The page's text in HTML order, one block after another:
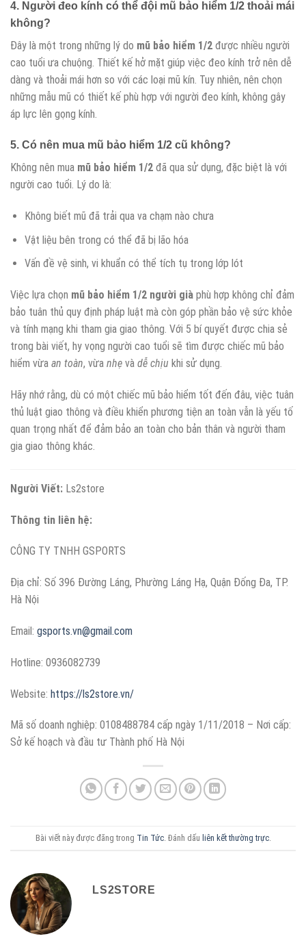
4. Người đeo kính có thể đội mũ bảo hiểm 1/2 thoải mái
không?
Đây là một trong những lý do mũ bảo hiểm 1/2 được nhiều người
cao tuổi ưa chuộng. Thiết kế hở mặt giúp việc đeo kính trở nên dễ
dàng và thoải mái hơn so với các loại mũ kín. Tuy nhiên, nên chọn
những mẫu mũ có thiết kế phù hợp với người đeo kính, không gây
áp lực lên gọng kính.
5. Có nên mua mũ bảo hiểm 1/2 cũ không?
Không nên mua mũ bảo hiểm 1/2 đã qua sử dụng, đặc biệt là với
người cao tuổi. Lý do là:
Không biết mũ đã trải qua va chạm nào chưa
Vật liệu bên trong có thể đã bị lão hóa
Vấn đề vệ sinh, vi khuẩn có thể tích tụ trong lớp lót
Việc lựa chọn mũ bảo hiểm 1/2 người già phù hợp không chỉ đảm
bảo tuân thủ quy định pháp luật mà còn góp phần bảo vệ sức khỏe
và tính mạng khi tham gia giao thông. Với 5 bí quyết được chia sẻ
trong bài viết, hy vọng người cao tuổi sẽ tìm được chiếc mũ bảo
hiểm vừa an toàn, vừa nhẹ và dễ chịu khi sử dụng.
Hãy nhớ rằng, dù có một chiếc mũ bảo hiểm tốt đến đâu, việc tuân
thủ luật giao thông và điều khiển phương tiện an toàn vẫn là yếu tố
quan trọng nhất để đảm bảo an toàn cho bản thân và người tham
gia giao thông khác.
Người Viết: Ls2store
Thông tin liên hệ:
CÔNG TY TNHH GSPORTS
Địa chỉ: Số 396 Đường Láng, Phường Láng Hạ, Quận Đống Đa, TP.
Hà Nội
Email: gsports.vn@gmail.com
Hotline: 0936082739
Website: https://ls2store.vn/
Mã số doanh nghiệp: 0108488784 cấp ngày 1/11/2018 – Nơi cấp:
Sở kế hoạch và đầu tư Thành phố Hà Nội
Bài viết này được đăng trong Tin Tức. Đánh dấu liên kết thường trực.
LS2STORE